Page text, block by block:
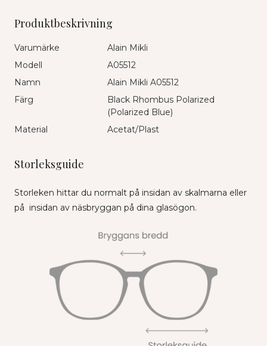
Produktbeskrivning
Varumärke
Alain Mikli
Modell
A05512
Namn
Alain Mikli A05512
Färg
Black Rhombus Polarized
(Polarized Blue)
Material
Acetat/Plast
Storleksguide
Storleken hittar du normalt på insidan av skalmarna eller
på insidan av näsbryggan på dina glasögon.